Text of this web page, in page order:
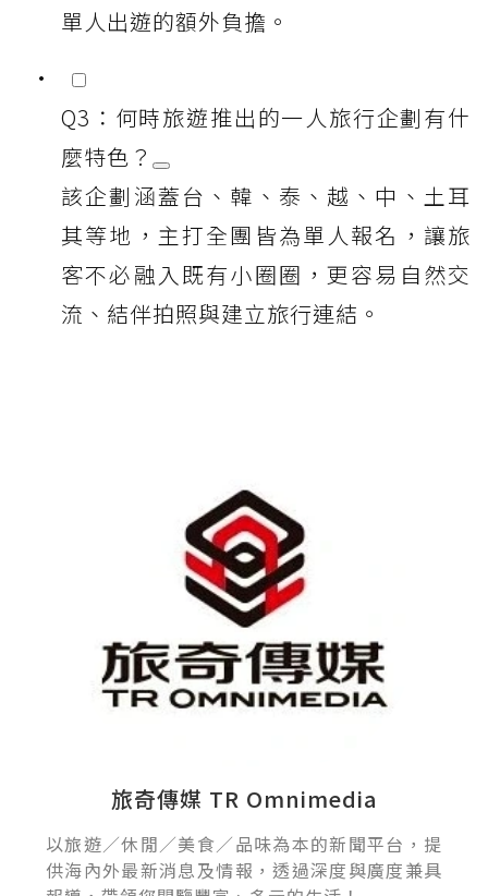
單人出遊的額外負擔。
Q3：何時旅遊推出的一人旅行企劃有什
麼特色？
該企劃涵蓋台、韓、泰、越、中、土耳
其等地，主打全團皆為單人報名，讓旅
客不必融入既有小圈圈，更容易自然交
流、結伴拍照與建立旅行連結。
旅奇傳媒 TR Omnimedia
以旅遊／休閒／美食／品味為本的新聞平台，提
供海內外最新消息及情報，透過深度與廣度兼具